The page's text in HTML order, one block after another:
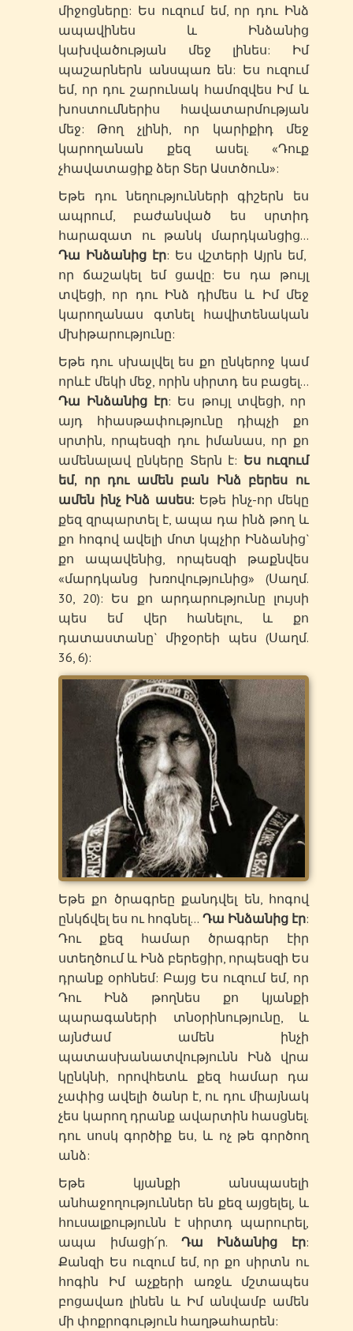
միջոցները: Ես ուզում եմ, որ դու Ինձ
ապավինես և Ինձանից
կախվածության մեջ լինես: Իմ
պաշարներն անսպառ են: Ես ուզում
եմ, որ դու շարունակ համոզվես Իմ և
խոստումներիս հավատարմության
մեջ: Թող չլինի, որ կարիքիդ մեջ
կարողանան քեզ ասել. «Դուք
չհավատացիք ձեր Տեր Աստծուն»:
Եթե դու նեղությունների գիշերն ես
ապրում, բաժանված ես սրտիդ
հարազատ ու թանկ մարդկանցից…
Դա Ինձանից էր: Ես վշտերի Այրն եմ,
որ ճաշակել եմ ցավը: Ես դա թույլ
տվեցի, որ դու Ինձ դիմես և Իմ մեջ
կարողանաս գտնել հավիտենական
մխիթարությունը:
Եթե դու սխալվել ես քո ընկերոջ կամ
որևէ մեկի մեջ, որին սիրտդ ես բացել…
Դա Ինձանից էր: Ես թույլ տվեցի, որ
այդ հիասթափությունը դիպչի քո
սրտին, որպեսզի դու իմանաս, որ քո
ամենալավ ընկերը Տերն է: Ես ուզում
եմ, որ դու ամեն բան Ինձ բերես ու
ամեն ինչ Ինձ ասես: Եթե ինչ-որ մեկը
քեզ զրպարտել է, ապա դա ինձ թող և
քո հոգով ավելի մոտ կպչիր Ինձանից`
քո ապավենից, որպեսզի թաքնվես
«մարդկանց խռովությունից» (Սաղմ.
30, 20): Ես քո արդարությունը լույսի
պես եմ վեր հանելու, և քո
դատաստանը` միջօրեի պես (Սաղմ.
36, 6):
Եթե քո ծրագրեը քանդվել են, հոգով
ընկճվել ես ու հոգնել… Դա Ինձանից էր:
Դու քեզ համար ծրագրեր էիր
ստեղծում և Ինձ բերեցիր, որպեսզի Ես
դրանք օրհնեմ: Բայց Ես ուզում եմ, որ
Դու Ինձ թողնես քո կյանքի
պարագաների տնօրինությունը, և
այնժամ ամեն ինչի
պատասխանատվությունն Ինձ վրա
կընկնի, որովհետև քեզ համար դա
չափից ավելի ծանր է, ու դու միայնակ
չես կարող դրանք ավարտին հասցնել.
դու սոսկ գործիք ես, և ոչ թե գործող
անձ:
Եթե կյանքի անսպասելի
անհաջողություններ են քեզ այցելել, և
հուսալքությունն է սիրտդ պարուրել,
ապա իմացի՛ր. Դա Ինձանից էր:
Քանզի Ես ուզում եմ, որ քո սիրտն ու
հոգին Իմ աչքերի առջև մշտապես
բոցավառ լինեն և Իմ անվամբ ամեն
մի փոքրոգություն հաղթահարեն: